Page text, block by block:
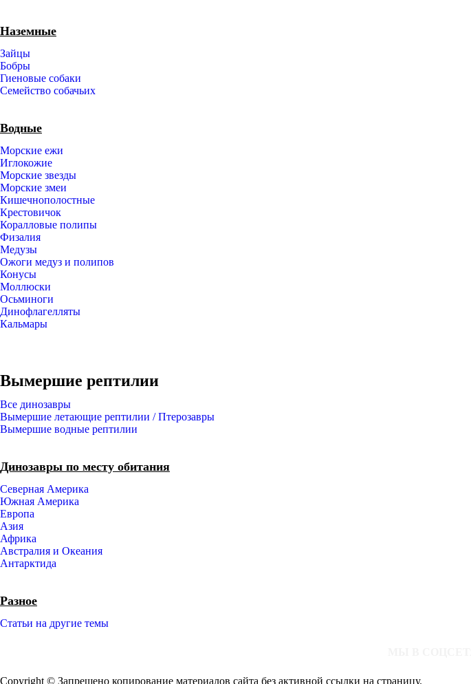
Наземные
Зайцы
Бобры
Гиеновые собаки
Семейство собачьих
Водные
Морские ежи
Иглокожие
Морские звезды
Морские змеи
Кишечнополостные
Крестовичок
Коралловые полипы
Физалия
Медузы
Ожоги медуз и полипов
Конусы
Моллюски
Осьминоги
Динофлагелляты
Кальмары
Вымершие рептилии
Все динозавры
Вымершие летающие рептилии / Птерозавры
Вымершие водные рептилии
Динозавры по месту обитания
Северная Америка
Южная Америка
Европа
Азия
Африка
Австралия и Океания
Антарктида
Разное
Статьи на другие темы
Copyright © Запрещено копирование материалов сайта без активной ссылки на страницу.